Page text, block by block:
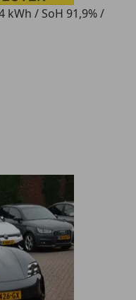
kWh / SoH 91,9% /